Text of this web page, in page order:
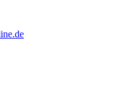
lifeatmvb/
company/mvbbooks
@mvbbooks